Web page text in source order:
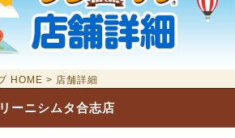
HOME > 店舗詳細
ーニシムタ合志店